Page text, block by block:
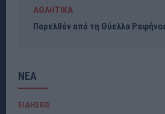
ΑΘΛΗΤΙΚΑ
Παρελθόν από τη Θύελλα
ΝΕΑ
ΕΙΔΗΣΕΙΣ